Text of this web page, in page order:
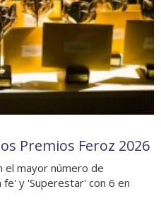
Premios Feroz 2026
el mayor número de
y 'Superestar' con 6 en